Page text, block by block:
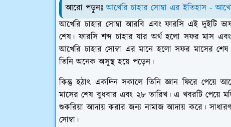
আরো পড়ুনঃআখেরি চাহার সোম্বা এর ইতিহাস -
আখেরি চাহার সোম্বা আরবি এবং ফারসি এই দুইটি
শেষ। ফারসি শব্দ চাহার যার অর্থ হলো সফর মাস
আখেরি চাহার সোম্বা এর মানে হলো সফর মাসের
তিনি অনেক অসুস্থ হয়ে পড়েন।
কিন্তু হঠাৎ একদিন সকালে তিনি জ্ঞান ফিরে
মাসের শেষ বুধবার এবং ২৮ তারিখ। এ খবরটি পেয়ে
শুকরিয়া আদায় করার জন্য নামাজ আদায় করে।
সোম্বা।